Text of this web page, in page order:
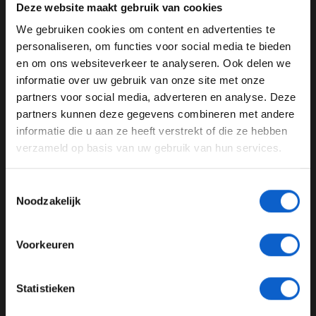
Deze website maakt gebruik van cookies
We gebruiken cookies om content en advertenties te
personaliseren, om functies voor social media te bieden
en om ons websiteverkeer te analyseren. Ook delen we
informatie over uw gebruik van onze site met onze
partners voor social media, adverteren en analyse. Deze
partners kunnen deze gegevens combineren met andere
informatie die u aan ze heeft verstrekt of die ze hebben
verzameld op basis van uw gebruik van hun services.
Noodzakelijk
Voorkeuren
Statistieken
Volg VT1 mét beeld via de F1 Pro tv-app en het Ziggo
Totaalpakket. Ofluisternaar de updates bij ons van
Olav Mol en volg deze liveblog!
Update 12:15
Code rood! Robert Kubica, staat achterstevoren in de
grindbak en komt er niet meer uit. In de vernieuwde
bocht 10 gaat Kubica iets te hard op zijn gas en beland
in het grind. Hij probeert er nog uit te komen, maar de
auto staat muurvast.
#SpanishGP
pic.twitter.com/VVHfd0L1bK
Update 12:05
WELKOM BIJ GRAND PRIX RADIO
Ben je 24 jaar of ouder?
Pas je advertentie instellingen aan en klik hieronder om
door te gaan naar de website!
Advertentie instellingen